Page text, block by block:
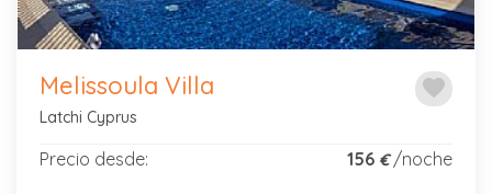
favorite
Melissoula Villa
Latchi Cyprus
Precio desde: 156 €/noche